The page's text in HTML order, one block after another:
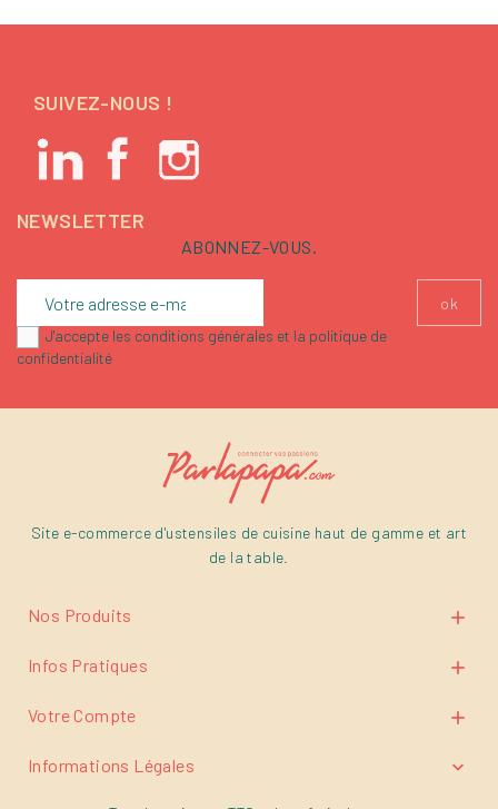
SUIVEZ-NOUS !
NEWSLETTER
ABONNEZ-VOUS.
J'accepte les conditions générales et la politique de
confidentialité
Site e-commerce d'ustensiles de cuisine haut de gamme et art
de la table.
Nos Produits 
Infos Pratiques 
Votre Compte 
Informations Légales 